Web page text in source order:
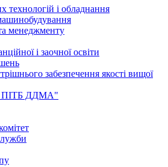
технологій і обладнання
менеджменту
і заочної освіти
забезпечення якості вищої
ДДМА"